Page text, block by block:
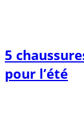
5
pour l’été